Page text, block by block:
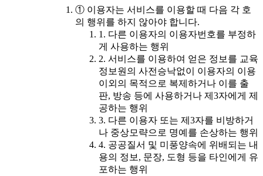
① 이용자는 서비스를 이용할 때 다음 각 호
의 행위를 하지 않아야 합니다.
1. 다른 이용자의 이용자번호를 부정하
게 사용하는 행위
2. 서비스를 이용하여 얻은 정보를 교육
정보원의 사전승낙없이 이용자의 이용
이외의 목적으로 복제하거나 이를 출
판, 방송 등에 사용하거나 제3자에게 제
공하는 행위
3. 다른 이용자 또는 제3자를 비방하거
나 중상모략으로 명예를 손상하는 행위
4. 공공질서 및 미풍양속에 위배되는 내
용의 정보, 문장, 도형 등을 타인에게 유
포하는 행위